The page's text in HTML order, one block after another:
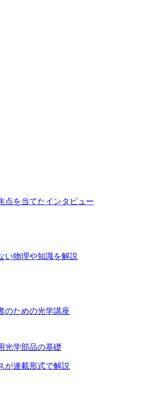
点を当てたインタビュー
い物理や知識を解説
のための光学講座
光学部品の基礎
が連載形式で解説